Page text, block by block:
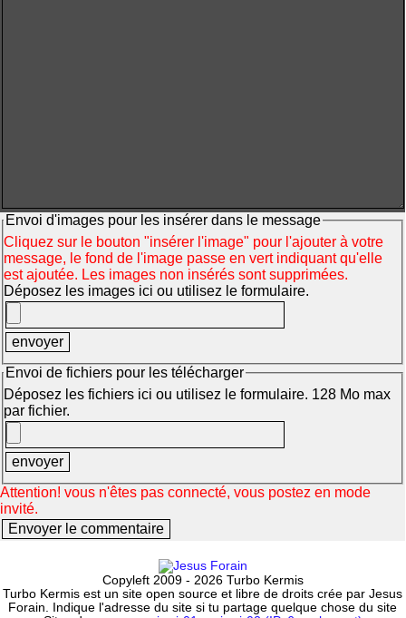
Envoi d'images pour les insérer dans le message
Cliquez sur le bouton "insérer l'image" pour l'ajouter à votre
message, le fond de l'image passe en vert indiquant qu'elle
est ajoutée. Les images non insérés sont supprimées.
Déposez les images ici ou utilisez le formulaire.
Envoi de fichiers pour les télécharger
Déposez les fichiers ici ou utilisez le formulaire. 128 Mo max
par fichier.
Attention! vous n'êtes pas connecté, vous postez en mode
invité.
Copyleft 2009 - 2026 Turbo Kermis
Turbo Kermis est un site open source et libre de droits crée par Jesus
Forain. Indique l'adresse du site si tu partage quelque chose du site